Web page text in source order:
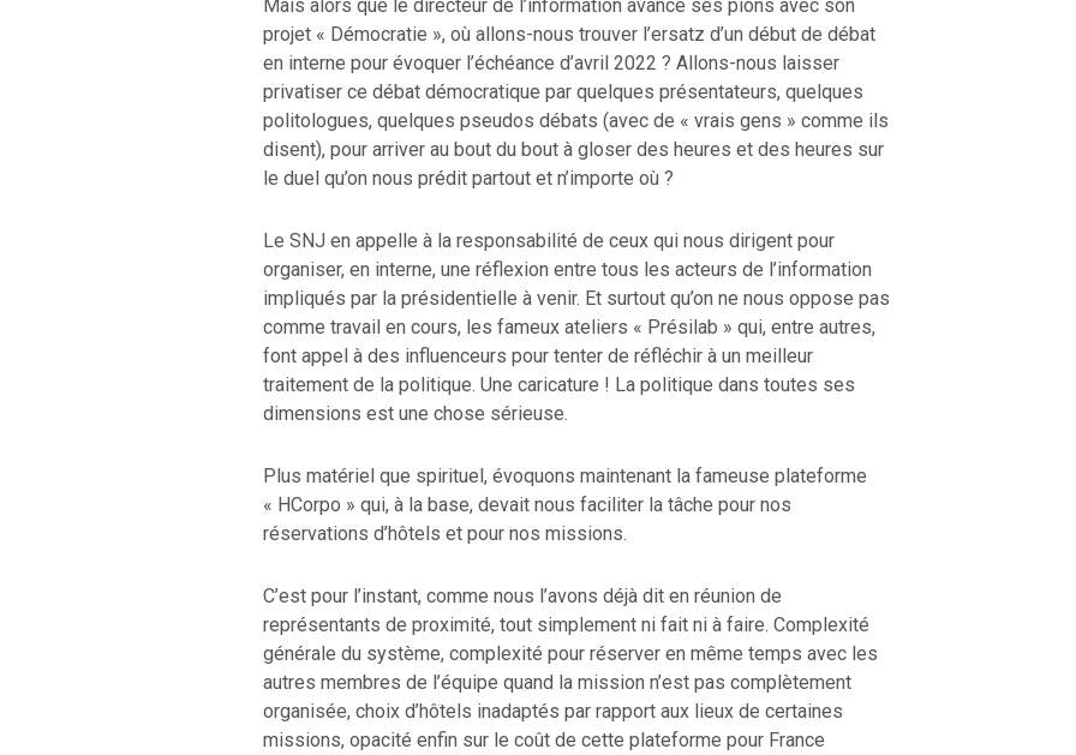
Mais alors que le directeur de l’information avance ses pions avec son
projet « Démocratie », où allons-nous trouver l’ersatz d’un début de débat
en interne pour évoquer l’échéance d’avril 2022 ? Allons-nous laisser
privatiser ce débat démocratique par quelques présentateurs, quelques
politologues, quelques pseudos débats (avec de « vrais gens » comme ils
disent), pour arriver au bout du bout à gloser des heures et des heures sur
le duel qu’on nous prédit partout et n’importe où ?
Le SNJ en appelle à la responsabilité de ceux qui nous dirigent pour
organiser, en interne, une réflexion entre tous les acteurs de l’information
impliqués par la présidentielle à venir. Et surtout qu’on ne nous oppose pas
comme travail en cours, les fameux ateliers « Présilab » qui, entre autres,
font appel à des influenceurs pour tenter de réfléchir à un meilleur
traitement de la politique. Une caricature ! La politique dans toutes ses
dimensions est une chose sérieuse.
Plus matériel que spirituel, évoquons maintenant la fameuse plateforme
« HCorpo » qui, à la base, devait nous faciliter la tâche pour nos
réservations d’hôtels et pour nos missions.
C’est pour l’instant, comme nous l’avons déjà dit en réunion de
représentants de proximité, tout simplement ni fait ni à faire. Complexité
générale du système, complexité pour réserver en même temps avec les
autres membres de l’équipe quand la mission n’est pas complètement
organisée, choix d’hôtels inadaptés par rapport aux lieux de certaines
missions, opacité enfin sur le coût de cette plateforme pour France